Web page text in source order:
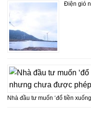
Điện gió
Nhà đầu tư muốn ‘đổ tiền